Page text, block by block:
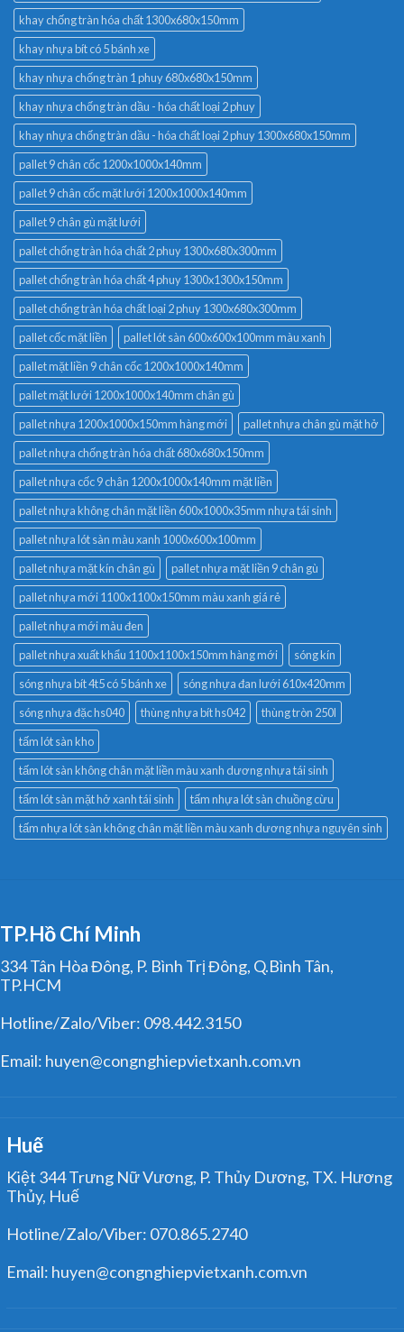
khay chống tràn hóa chất 1300x680x150mm
khay nhựa bít có 5 bánh xe
khay nhựa chống tràn 1 phuy 680x680x150mm
khay nhựa chống tràn dầu - hóa chất loại 2 phuy
khay nhựa chống tràn dầu - hóa chất loại 2 phuy 1300x680x150mm
pallet 9 chân cốc 1200x1000x140mm
pallet 9 chân cốc mặt lưới 1200x1000x140mm
pallet 9 chân gù mặt lưới
pallet chống tràn hóa chất 2 phuy 1300x680x300mm
pallet chống tràn hóa chất 4 phuy 1300x1300x150mm
pallet chống tràn hóa chất loại 2 phuy 1300x680x300mm
pallet cốc mặt liền
pallet lót sàn 600x600x100mm màu xanh
pallet mặt liền 9 chân cốc 1200x1000x140mm
pallet mặt lưới 1200x1000x140mm chân gù
pallet nhựa 1200x1000x150mm hàng mới
pallet nhựa chân gù mặt hở
pallet nhựa chống tràn hóa chất 680x680x150mm
pallet nhựa cốc 9 chân 1200x1000x140mm mặt liền
pallet nhựa không chân mặt liền 600x1000x35mm nhựa tái sinh
pallet nhựa lót sàn màu xanh 1000x600x100mm
pallet nhựa mặt kín chân gù
pallet nhựa mặt liền 9 chân gù
pallet nhựa mới 1100x1100x150mm màu xanh giá rẻ
pallet nhựa mới màu đen
pallet nhựa xuất khẩu 1100x1100x150mm hàng mới
sóng kín
sóng nhựa bít 4t5 có 5 bánh xe
sóng nhựa đan lưới 610x420mm
sóng nhựa đặc hs040
thùng nhựa bít hs042
thùng tròn 250l
tấm lót sàn kho
tấm lót sàn không chân mặt liền màu xanh dương nhựa tái sinh
tấm lót sàn mặt hở xanh tái sinh
tấm nhựa lót sàn chuồng cừu
tấm nhựa lót sàn không chân mặt liền màu xanh dương nhựa nguyên sinh
TP.Hồ Chí Minh
334 Tân Hòa Đông, P. Bình Trị Đông, Q.Bình Tân,
TP.HCM
Hotline/Zalo/Viber: 098.442.3150
Email: huyen@congnghiepvietxanh.com.vn
Huế
Kiệt 344 Trưng Nữ Vương, P. Thủy Dương, TX. Hương
Thủy, Huế
Hotline/Zalo/Viber: 070.865.2740
Email: huyen@congnghiepvietxanh.com.vn